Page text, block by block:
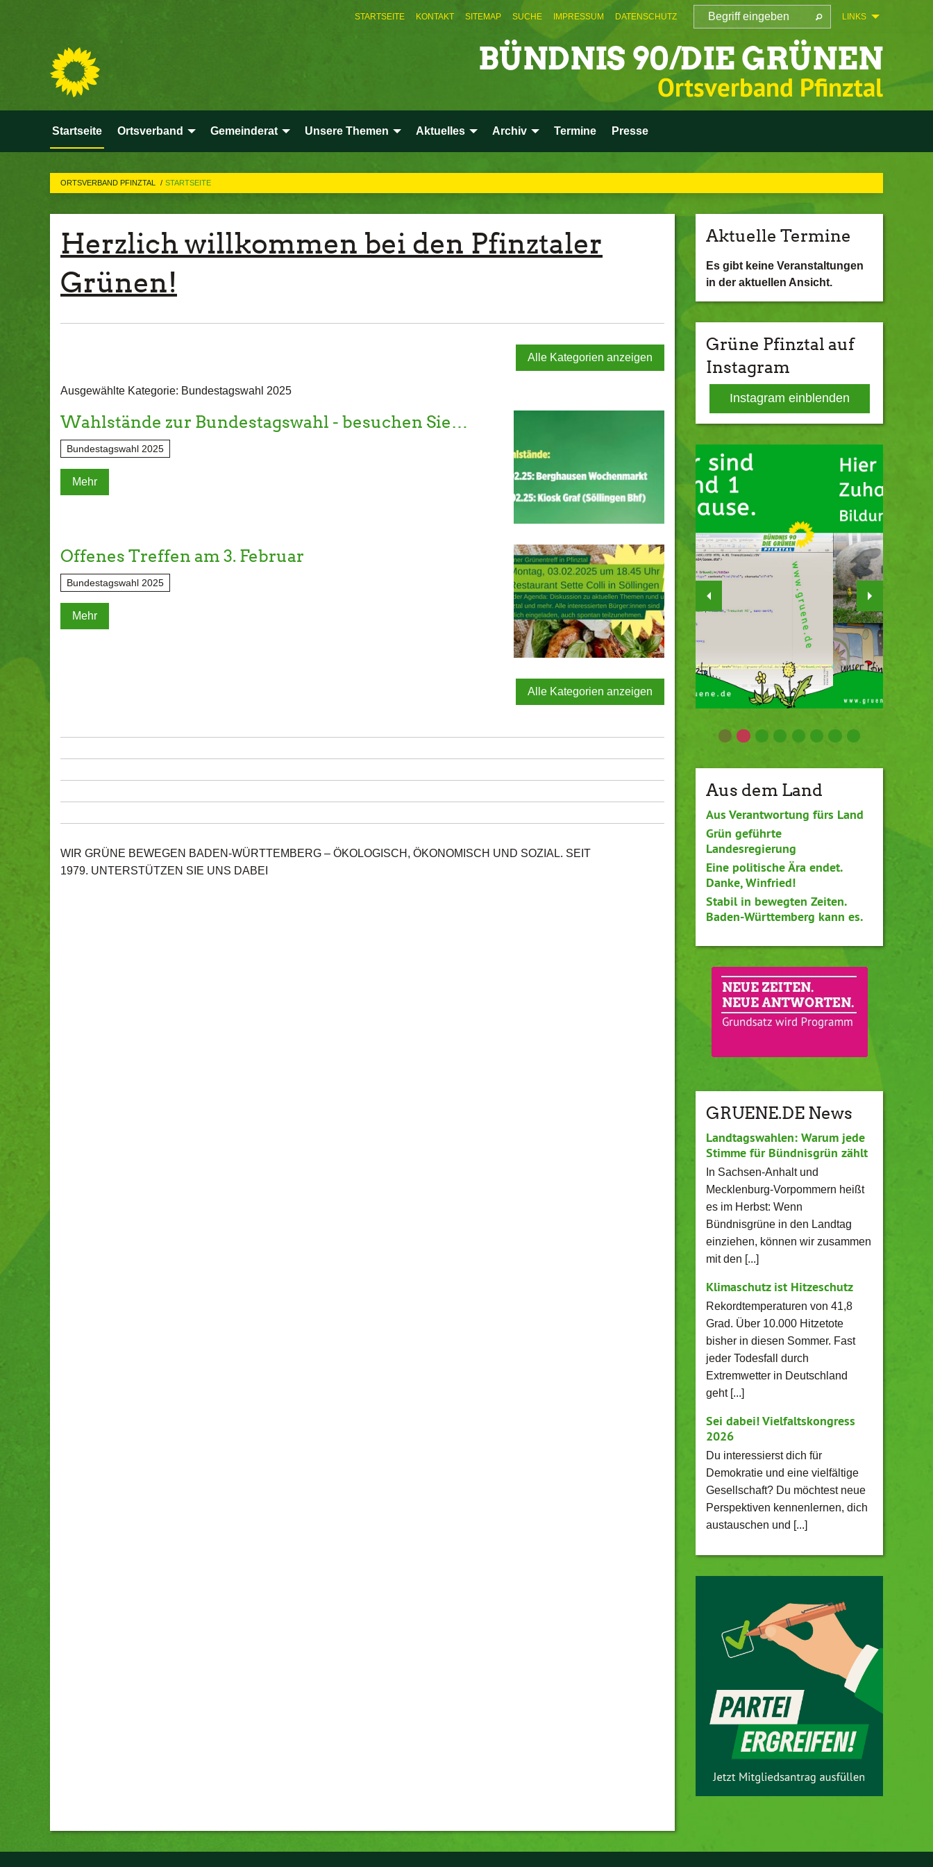
LINKS
STARTSEITE KONTAKT SITEMAP SUCHE IMPRESSUM DATENSCHUTZ
BÜNDNIS 90/DIE GRÜNEN
Ortsverband Pfinztal
Startseite Ortsverband Gemeinderat Unsere Themen Aktuelles Archiv Termine Presse
ORTSVERBAND PFINZTAL STARTSEITE
Herzlich willkommen bei den Pfinztaler
Grünen!
Alle Kategorien anzeigen
Ausgewählte Kategorie: Bundestagswahl 2025
Wahlstände zur Bundestagswahl - besuchen Sie…
Bundestagswahl 2025
Mehr
Offenes Treffen am 3. Februar
Bundestagswahl 2025
Mehr
Alle Kategorien anzeigen
WIR GRÜNE BEWEGEN BADEN-WÜRTTEMBERG – ÖKOLOGISCH, ÖKONOMISCH UND SOZIAL. SEIT
1979. UNTERSTÜTZEN SIE UNS DABEI
Aktuelle Termine
Es gibt keine Veranstaltungen
in der aktuellen Ansicht.
Grüne Pfinztal auf
Instagram
Instagram einblenden
Aus dem Land
Aus Verantwortung fürs Land
Grün geführte
Landesregierung
Eine politische Ära endet.
Danke, Winfried!
Stabil in bewegten Zeiten.
Baden-Württemberg kann es.
GRUENE.DE News
Landtagswahlen: Warum jede
Stimme für Bündnisgrün zählt
In Sachsen-Anhalt und
Mecklenburg-Vorpommern heißt
es im Herbst: Wenn
Bündnisgrüne in den Landtag
einziehen, können wir zusammen
mit den [...]
Klimaschutz ist Hitzeschutz
Rekordtemperaturen von 41,8
Grad. Über 10.000 Hitzetote
bisher in diesen Sommer. Fast
jeder Todesfall durch
Extremwetter in Deutschland
geht [...]
Sei dabei! Vielfaltskongress
2026
Du interessierst dich für
Demokratie und eine vielfältige
Gesellschaft? Du möchtest neue
Perspektiven kennenlernen, dich
austauschen und [...]